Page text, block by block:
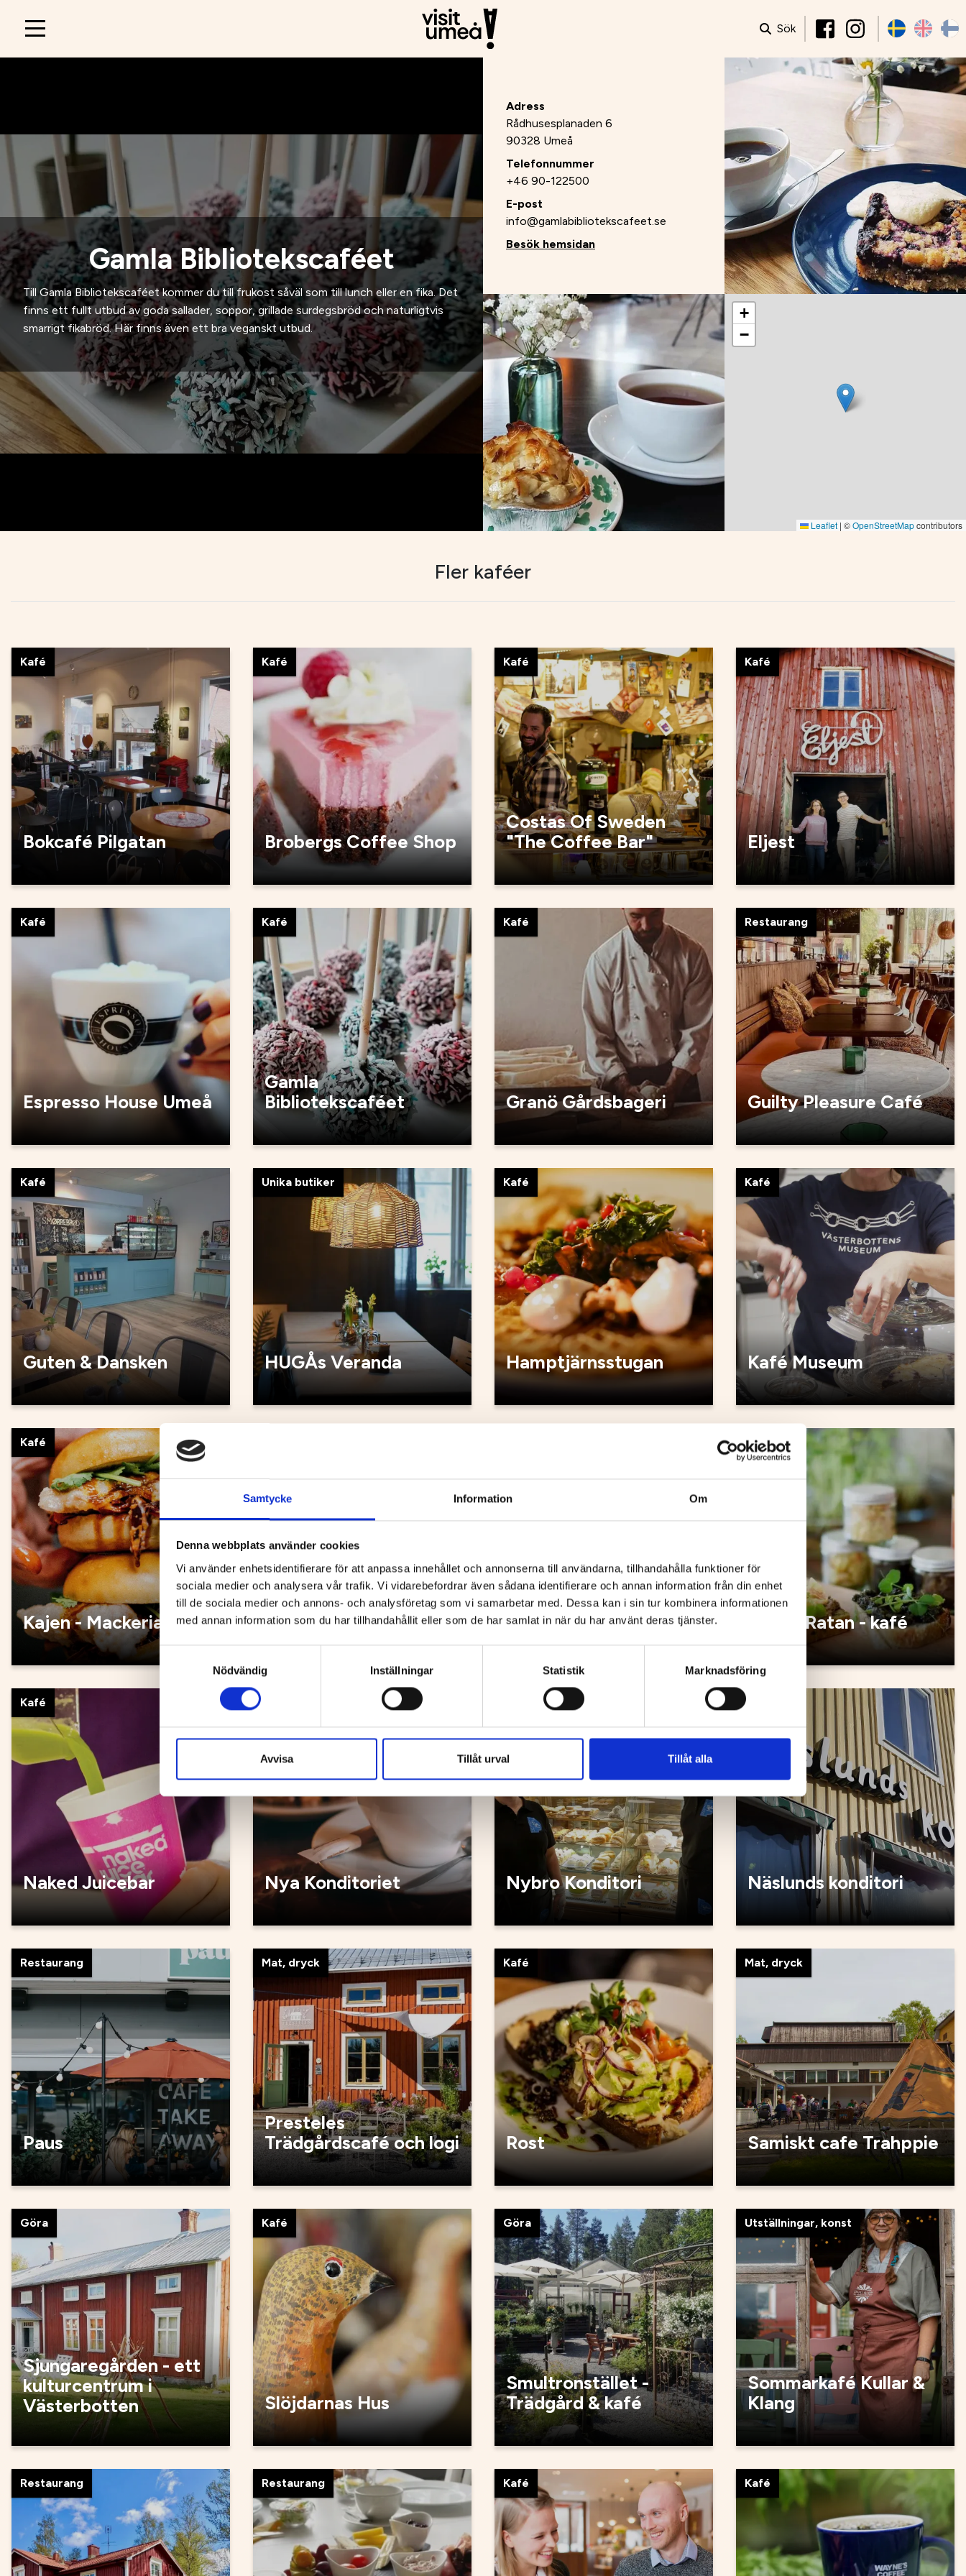
Samtycke Information Om
Denna webbplats använder cookies
Vi använder enhetsidentifierare för att anpassa innehållet och annonserna till användarna, tillhandahålla funktioner för
sociala medier och analysera vår trafik. Vi vidarebefordrar även sådana identifierare och annan information från din enhet
till de sociala medier och annons- och analysföretag som vi samarbetar med. Dessa kan i sin tur kombinera informationen
med annan information som du har tillhandahållit eller som de har samlat in när du har använt deras tjänster.
Nödvändig
Inställningar Statistik Marknadsföring
Avvisa Tillåt urval Tillåt alla
Main
Sök
Gamla Bibliotekscaféet
Till Gamla Bibliotekscaféet kommer du till frukost såväl som till lunch eller en fika. Det
finns ett fullt utbud av goda sallader, soppor, grillade surdegsbröd och naturligtvis
smarrigt fikabröd. Här finns även ett bra veganskt utbud.
Adress
Rådhusesplanaden 6
90328 Umeå
Telefonnummer
+46 90-122500
E-post
info@gamlabibliotekscafeet.se
Besök hemsidan
+
−
Leaflet | ©OpenStreetMapcontributors
Fler kaféer
Kafé
Bokcafé Pilgatan
Kafé
Brobergs Coffee Shop
Kafé
Costas Of Sweden
"The Coffee Bar"
Kafé
Eljest
Kafé
Espresso House Umeå
Kafé
Gamla
Bibliotekscaféet
Kafé
Granö Gårdsbageri
Restaurang
Guilty Pleasure Café
Kafé
Guten & Dansken
Unika butiker
HUGÅs Veranda
Kafé
Hamptjärnsstugan
Kafé
Kafé Museum
Kafé
Kajen - Mackeria Kulturbageriet Kyrkstugan
Kafé
Malin i Ratan - kafé
Kafé
Naked Juicebar Nya Konditoriet Nybro Konditori
Kafé
Näslunds konditori
Restaurang
Paus
Mat, dryck
Presteles
Trädgårdscafé och logi
Kafé
Rost
Mat, dryck
Samiskt cafe Trahppie
Göra
Sjungaregården - ett
kulturcentrum i
Västerbotten
Kafé
Slöjdarnas Hus
Göra
Smultronstället -
Trädgård & kafé
Utställningar, konst
Sommarkafé Kullar &
Klang
Restaurang Restaurang Kafé Kafé